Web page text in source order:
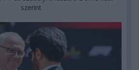
szerint